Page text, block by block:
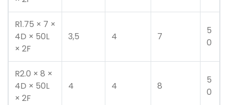
R1.75 × 7 ×
4D × 50L
× 2F
3,5 4 7
5
0
R2.0 × 8 ×
4D × 50L
× 2F
4 4 8
5
0